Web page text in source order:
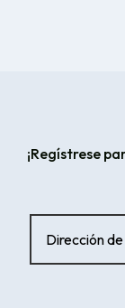
¡Regístrese